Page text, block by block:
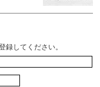
してください。